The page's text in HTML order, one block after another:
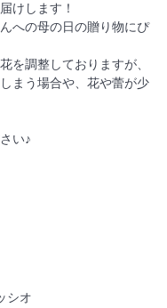
けします！
への母の日の贈り物にぴ
を調整しておりますが、
まう場合や、花や蕾が少
い♪
シオ